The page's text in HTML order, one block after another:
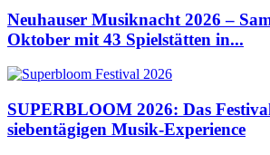
Neuhauser Musiknacht 2026 –
Oktober mit 43 Spielstätten in...
SUPERBLOOM 2026: Das
siebentägigen Musik-Experience